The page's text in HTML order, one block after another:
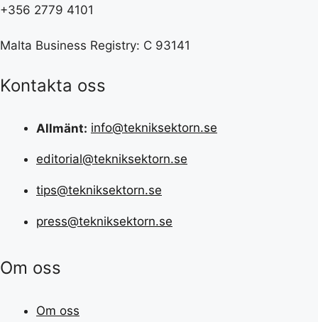
+356 2779 4101
Malta Business Registry: C 93141
Kontakta oss
Allmänt: info@tekniksektorn.se
editorial@tekniksektorn.se
tips@tekniksektorn.se
press@tekniksektorn.se
Om oss
Om oss